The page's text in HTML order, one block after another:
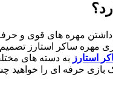
مهره های قوی و
استارز